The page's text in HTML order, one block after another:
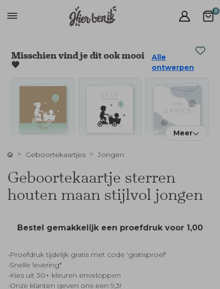
0
Misschien vind je dit ook mooi
🧡
Alle
ontwerpen
Meer
Geboortekaartjes Jongen
Geboortekaartje sterren
houten maan stijlvol jongen
Bestel gemakkelijk een proefdruk voor 1,00
-Proefdruk tijdelijk gratis met code 'gratisproef'
-Snelle levering*
-Kies uit 30+ kleuren enveloppen
-Onze klanten geven ons een 9,3!